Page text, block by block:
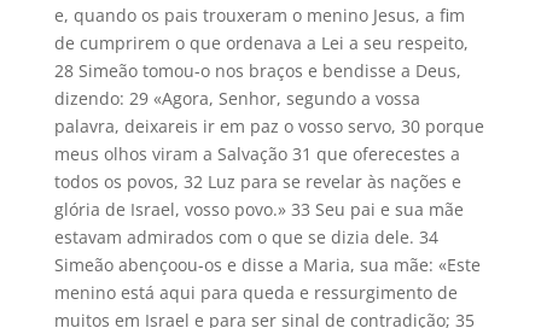
e, quando os pais trouxeram o menino Jesus, a fim
de cumprirem o que ordenava a Lei a seu respeito,
28 Simeão tomou-o nos braços e bendisse a Deus,
dizendo: 29 «Agora, Senhor, segundo a vossa
palavra, deixareis ir em paz o vosso servo, 30 porque
meus olhos viram a Salvação 31 que oferecestes a
todos os povos, 32 Luz para se revelar às nações e
glória de Israel, vosso povo.» 33 Seu pai e sua mãe
estavam admirados com o que se dizia dele. 34
Simeão abençoou-os e disse a Maria, sua mãe: «Este
menino está aqui para queda e ressurgimento de
muitos em Israel e para ser sinal de contradição; 35